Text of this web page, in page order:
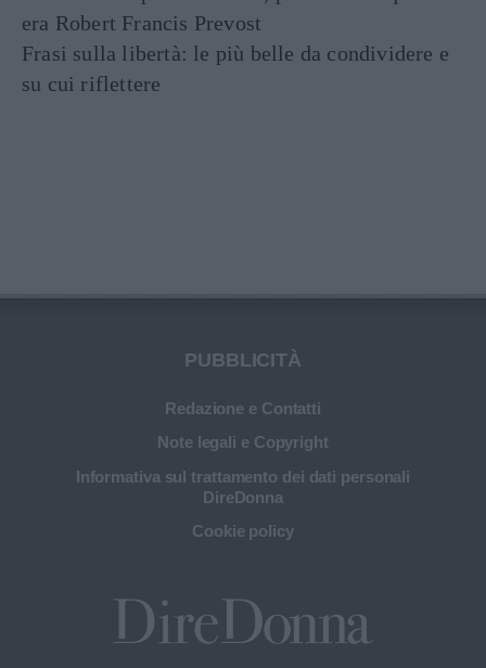
era Robert Francis Prevost
Frasi sulla libertà: le più belle da condividere e
su cui riflettere
PUBBLICITÀ
Redazione e Contatti
Note legali e Copyright
Informativa sul trattamento dei dati personali
DireDonna
Cookie policy